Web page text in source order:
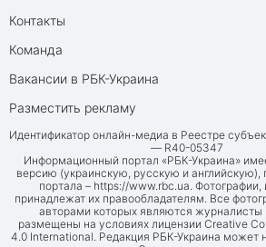
Контакты
Команда
Вакансии в РБК-Украина
Разместить рекламу
Идентификатор онлайн-медиа в Реестре
— R40-05347
Информационный портал «РБК-Украина»
версию (украинскую, русскую и английскую),
портала – https://www.rbc.ua.
принадлежат их правообладателям. Все
авторами которых являются журналисты
размещены на условиях лицензии Creative
4.0 International. Редакция РБК-Украина может